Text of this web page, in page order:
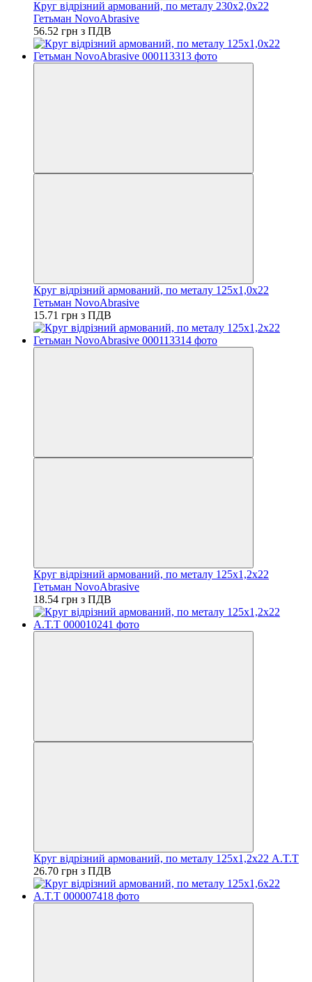
Круг відрізний армований, по металу 230х2,0х22
Гетьман NovoAbrasive
56.52 грн з ПДВ
Круг відрізний армований, по металу 125х1,0х22
Гетьман NovoAbrasive
15.71 грн з ПДВ
Круг відрізний армований, по металу 125х1,2х22
Гетьман NovoAbrasive
18.54 грн з ПДВ
Круг відрізний армований, по металу 125х1,2х22 A.T.T
26.70 грн з ПДВ